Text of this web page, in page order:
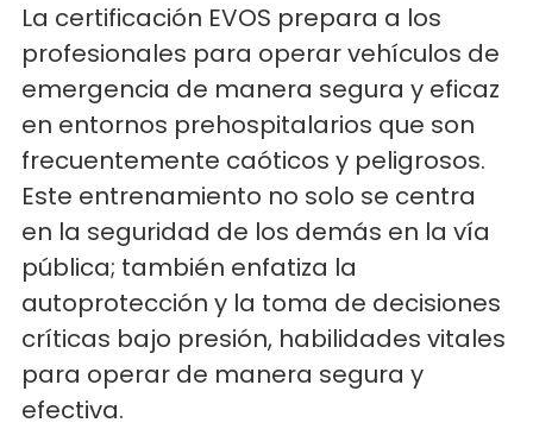
La certificación EVOS prepara a los
profesionales para operar vehículos de
emergencia de manera segura y eficaz
en entornos prehospitalarios que son
frecuentemente caóticos y peligrosos.
Este entrenamiento no solo se centra
en la seguridad de los demás en la vía
pública; también enfatiza la
autoprotección y la toma de decisiones
críticas bajo presión, habilidades vitales
para operar de manera segura y
efectiva.